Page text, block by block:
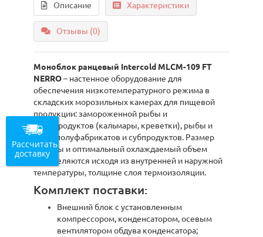
Описание Характеристики
Отзывы (0)
Моноблок ранцевый Intercold MLCM-109 FT
NERRO– настенное оборудование для
обеспечения низкотемпературного режима в
складских морозильных камерах для пищевой
продукции: замороженной рыбы и
морепродуктов (кальмары, креветки), рыбы и
мяса, полуфабрикатов и субпродуктов. Размер
камеры и оптимальный охлаждаемый объем
определяются исходя из внутренней и наружной
температуры, толщине слоя термоизоляции.
Комплект поставки:
Внешний блок с установленным
компрессором, конденсатором, осевым
вентилятором обдува конденсатора;
Рассчитать
доставку